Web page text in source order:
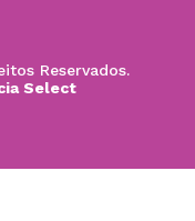
Reservados.
Select